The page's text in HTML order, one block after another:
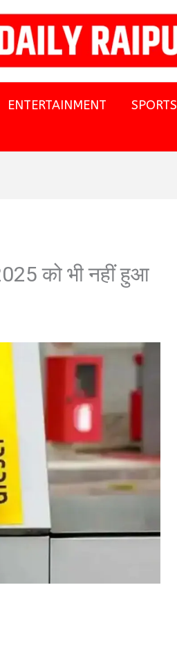
ENTERTAINMENT SPORTS
को भी नहीं हुआ